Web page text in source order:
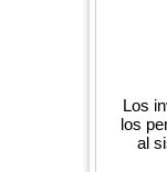
Los
los
al